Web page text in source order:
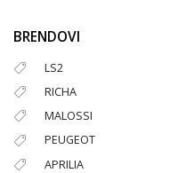
BRENDOVI
LS2
RICHA
MALOSSI
PEUGEOT
APRILIA